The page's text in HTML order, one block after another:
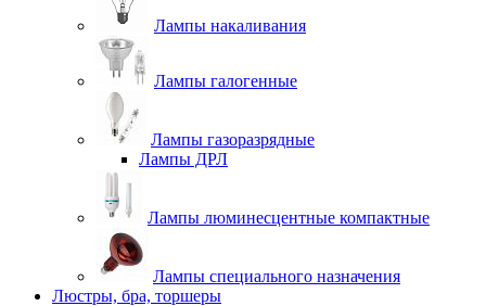
Лампы накаливания
Лампы галогенные
Лампы газоразрядные
Лампы ДРЛ
Лампы люминесцентные компактные
Лампы специального назначения
Люстры, бра, торшеры